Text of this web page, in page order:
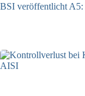
BSI veröffentlicht A5: